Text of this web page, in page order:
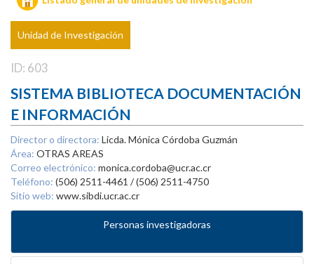
Unidad de Investigación
ID: 603
SISTEMA BIBLIOTECA DOCUMENTACIÓN
E INFORMACIÓN
Director o directora: Licda. Mónica Córdoba Guzmán
Área: OTRAS AREAS
Correo electrónico: monica.cordoba@ucr.ac.cr
Teléfono: (506) 2511-4461 / (506) 2511-4750
Sitio web: www.sibdi.ucr.ac.cr
Personas investigadoras